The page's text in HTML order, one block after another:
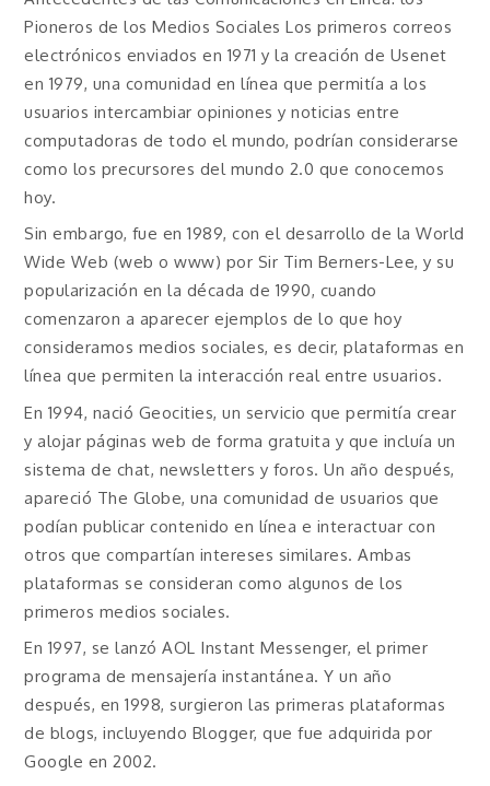
Pioneros de los Medios Sociales Los primeros correos
electrónicos enviados en 1971 y la creación de Usenet
en 1979, una comunidad en línea que permitía a los
usuarios intercambiar opiniones y noticias entre
computadoras de todo el mundo, podrían considerarse
como los precursores del mundo 2.0 que conocemos
hoy.
Sin embargo, fue en 1989, con el desarrollo de la World
Wide Web (web o www) por Sir Tim Berners-Lee, y su
popularización en la década de 1990, cuando
comenzaron a aparecer ejemplos de lo que hoy
consideramos medios sociales, es decir, plataformas en
línea que permiten la interacción real entre usuarios.
En 1994, nació Geocities, un servicio que permitía crear
y alojar páginas web de forma gratuita y que incluía un
sistema de chat, newsletters y foros. Un año después,
apareció The Globe, una comunidad de usuarios que
podían publicar contenido en línea e interactuar con
otros que compartían intereses similares. Ambas
plataformas se consideran como algunos de los
primeros medios sociales.
En 1997, se lanzó AOL Instant Messenger, el primer
programa de mensajería instantánea. Y un año
después, en 1998, surgieron las primeras plataformas
de blogs, incluyendo Blogger, que fue adquirida por
Google en 2002.